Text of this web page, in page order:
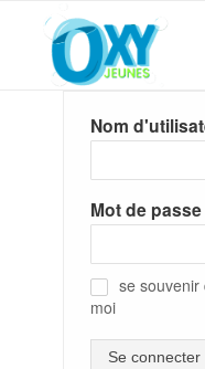
Nom
Mot de passe
✓
se souvenir
moi
Se connecter